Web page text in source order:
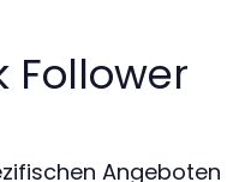
Follower
Angeboten